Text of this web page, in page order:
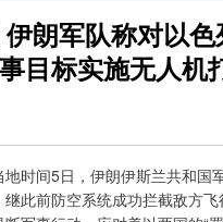
朗军队称对以
目标实施无人机
时间5日，伊朗伊斯兰共和国
此前防空系统成功拦截敌方